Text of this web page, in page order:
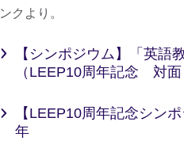
ンクより。
【シンポジウム】「英語
（LEEP10周年記念 対面
【LEEP10周年記念シン
年